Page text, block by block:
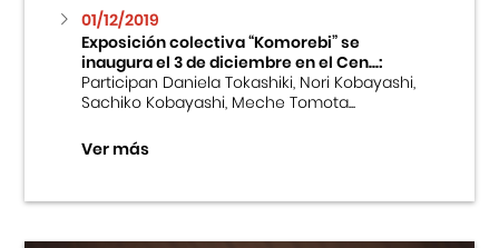
01/12/2019
Exposición colectiva “Komorebi” se
inaugura el 3 de diciembre en el Cen...:
Participan Daniela Tokashiki, Nori Kobayashi,
Sachiko Kobayashi, Meche Tomota...
Ver más